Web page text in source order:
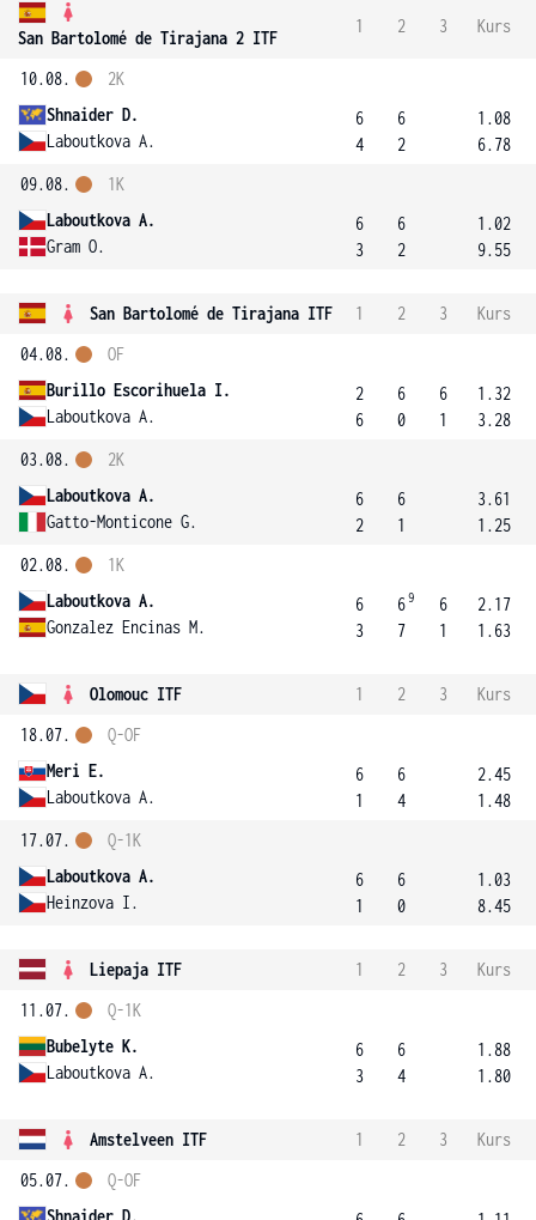
San Bartolomé de Tirajana 2 ITF
1 2 3 Kurs
10.08.
Shnaider D.
Laboutkova A.
2K
6
4
6
2
1.08
6.78
09.08.
Laboutkova A.
Gram O.
1K
6
3
6
2
1.02
9.55
San Bartolomé de Tirajana ITF 1 2 3
Kurs
04.08.
Burillo Escorihuela I.
Laboutkova A.
OF
2
6
6
0
6
1
1.32
3.28
03.08.
Laboutkova A.
Gatto-Monticone G.
2K
6
2
6
1
3.61
1.25
02.08.
Laboutkova A.
Gonzalez Encinas M.
1K
6
3
69
7
6
1
2.17
1.63
Olomouc ITF 1 2 3
Kurs
18.07.
Meri E.
Laboutkova A.
Q-OF
6
1
6
4
2.45
1.48
17.07.
Laboutkova A.
Heinzova I.
Q-1K
6
1
6
0
1.03
8.45
Liepaja ITF 1 2 3
Kurs
11.07.
Bubelyte K.
Laboutkova A.
Q-1K
6
3
6
4
1.88
1.80
Amstelveen ITF 1 2 3
Kurs
05.07.
Shnaider D.
Q-OF